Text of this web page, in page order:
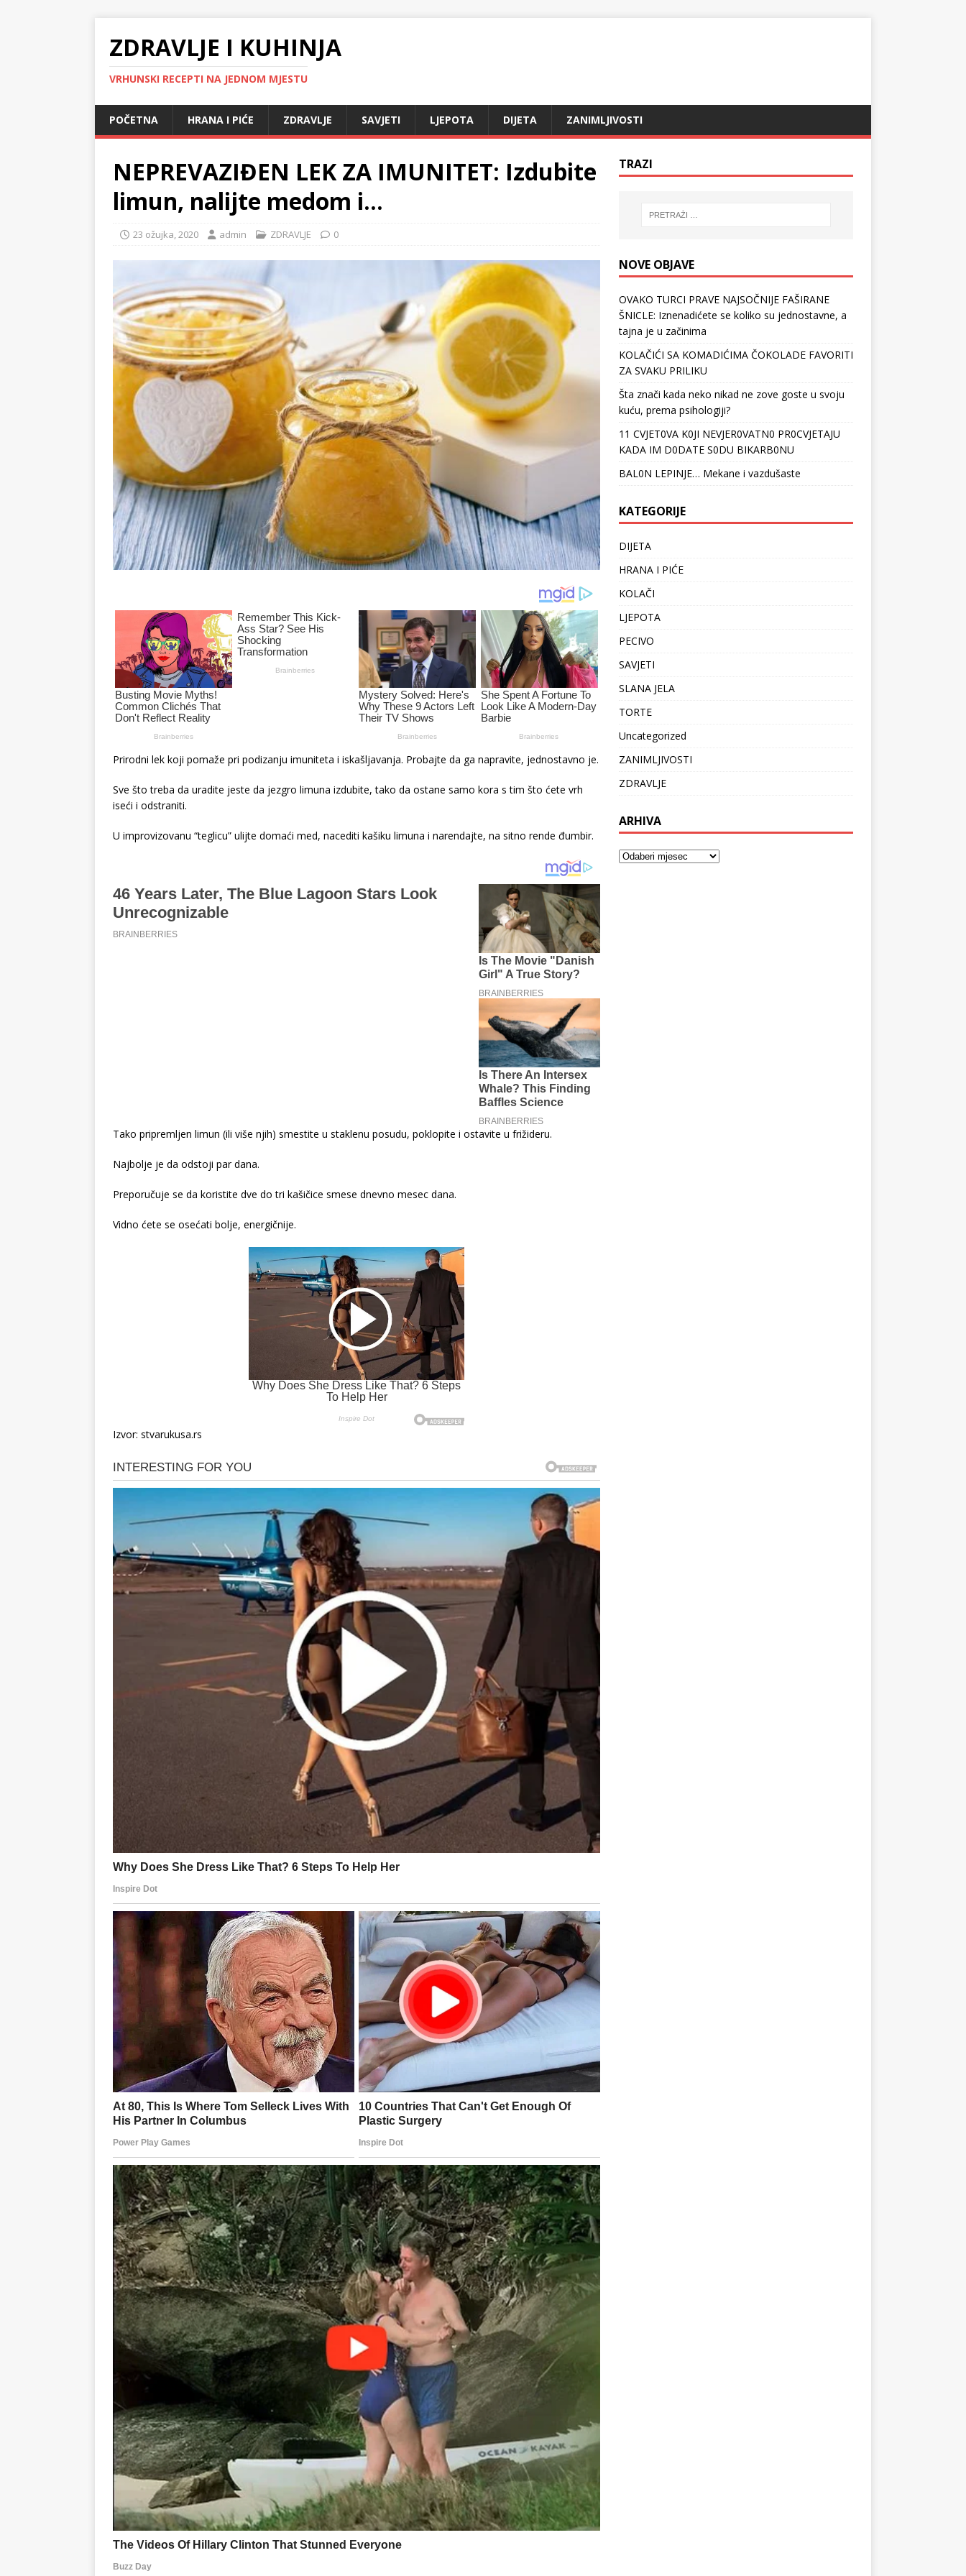
ZDRAVLJE I KUHINJA
VRHUNSKI RECEPTI NA JEDNOM MJESTU
POČETNA HRANA I PIĆE ZDRAVLJE SAVJETI LJEPOTA DIJETA ZANIMLJIVOSTI
NEPREVAZIĐEN LEK ZA IMUNITET: Izdubite
limun, nalijte medom i…
23 ožujka, 2020 admin ZDRAVLJE 0
Prirodni lek koji pomaže pri podizanju imuniteta i iskašljavanja. Probajte da ga napravite, jednostavno je.
Sve što treba da uradite jeste da jezgro limuna izdubite, tako da ostane samo kora s tim što ćete vrh
iseći i odstraniti.
U improvizovanu “teglicu” ulijte domaći med, nacediti kašiku limuna i narendajte, na sitno rende đumbir.
Tako pripremljen limun (ili više njih) smestite u staklenu posudu, poklopite i ostavite u frižideru.
Najbolje je da odstoji par dana.
Preporučuje se da koristite dve do tri kašičice smese dnevno mesec dana.
Vidno ćete se osećati bolje, energičnije.
Izvor: stvarukusa.rs
TRAZI
NOVE OBJAVE
OVAKO TURCI PRAVE NAJSOČNIJE FAŠIRANE
ŠNICLE: Iznenadićete se koliko su jednostavne, a
tajna je u začinima
KOLAČIĆI SA KOMADIĆIMA ČOKOLADE FAVORITI
ZA SVAKU PRILIKU
Šta znači kada neko nikad ne zove goste u svoju
kuću, prema psihologiji?
11 CVJET0VA K0JI NEVJER0VATN0 PR0CVJETAJU
KADA IM D0DATE S0DU BIKARB0NU
BAL0N LEPINJE… Mekane i vazdušaste
KATEGORIJE
DIJETA
HRANA I PIĆE
KOLAČI
LJEPOTA
PECIVO
SAVJETI
SLANA JELA
TORTE
Uncategorized
ZANIMLJIVOSTI
ZDRAVLJE
ARHIVA